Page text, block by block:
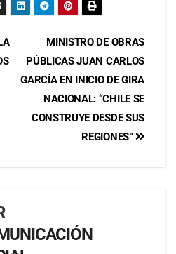
MINISTRO DE OBRAS
PÚBLICAS JUAN CARLOS
GARCÍA EN INICIO DE GIRA
NACIONAL: “CHILE SE
CONSTRUYE DESDE SUS
REGIONES”